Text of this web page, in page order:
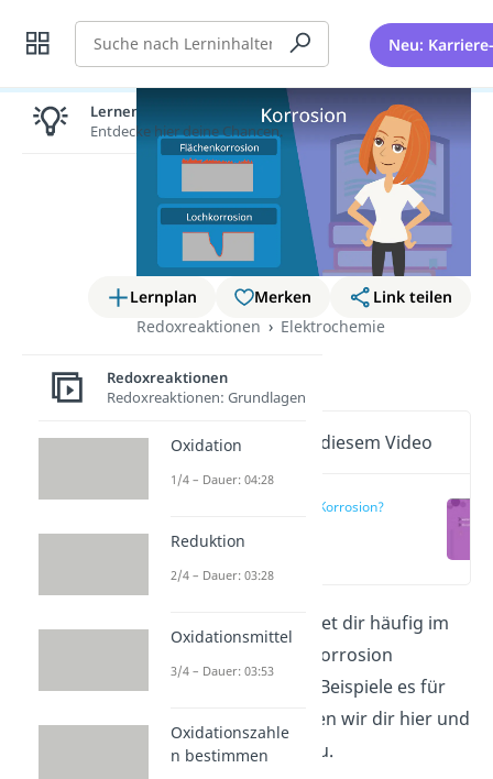
Suche Neu:
Lernplan Merken
Link teilen
Redoxreaktionen
Elektrochemie
Korrosion
Wichtige Inhalte in diesem Video
Was ist Korrosion?
begegnet dir häufig im
Alltag. Was du unter Korrosion
verstehst und welche Beispiele es für
Korrosion gibt, erklären wir dir hier und
in unseremVideo dazu.
Lernen lohnt sich!
Entdecke hier deine Chancen.
Redoxreaktionen
Redoxreaktionen: Grundlagen
Oxidation
1/4 – Dauer: 04:28
Reduktion
2/4 – Dauer: 03:28
Oxidationsmittel
3/4 – Dauer: 03:53
Oxidationszahle
n bestimmen